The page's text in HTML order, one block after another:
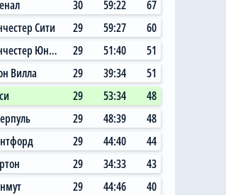
Вчера, 11:14
Главный любитель
«привозов» в «Челси»
рад, что он теперь не
самый «старый дядя» в
клубе
30 59:22
67
Сити 29 59:27
60
Манчестер Юнайтед 29 51:40
51
Вилла 29 39:34
51
29 53:34
48
29 48:39
48
29 44:40
44
29 34:33
43
29 44:46
40